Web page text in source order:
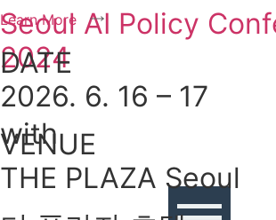
콘텐츠로
건너뛰기
Seoul AI Policy
2024
with
Learn More
DATE
2026. 6. 16­ – 17
VENUE
THE PLAZA Seoul